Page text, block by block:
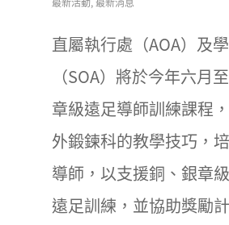
直屬執行處（AOA）及
（SOA）將於今年六月
章級遠足導師訓練課程
外鍛鍊科的教學技巧，
導師，以支援銅、銀章
遠足訓練，並協助獎勵